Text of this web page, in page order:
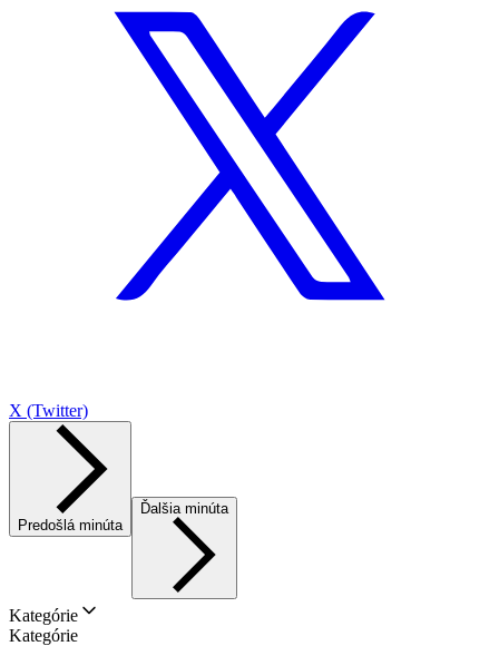
X (Twitter)
Predošlá minúta
Ďalšia minúta
Kategórie
Kategórie